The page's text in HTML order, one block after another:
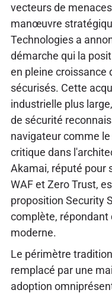
vecteurs de
manœuvre
Technologies a
démarche qui la
en pleine croissance
sécurisés. Cette
industrielle plus
de sécurité
navigateur comme
critique dans
Akamai, réputé pour
WAF et Zero Trust,
proposition Security
complète, répondant
moderne.
Le périmètre
remplacé par une
adoption